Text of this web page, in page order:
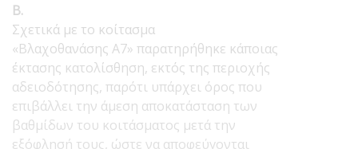
Β.
Σχετικά με το κοίτασμα
«Βλαχοθανάσης Α7» παρατηρήθηκε κάποιας
έκτασης κατολίσθηση, εκτός της περιοχής
αδειοδότησης, παρότι υπάρχει όρος που
επιβάλλει την άμεση αποκατάσταση των
βαθμίδων του κοιτάσματος μετά την
εξόφλησή τους, ώστε να αποφεύγονται